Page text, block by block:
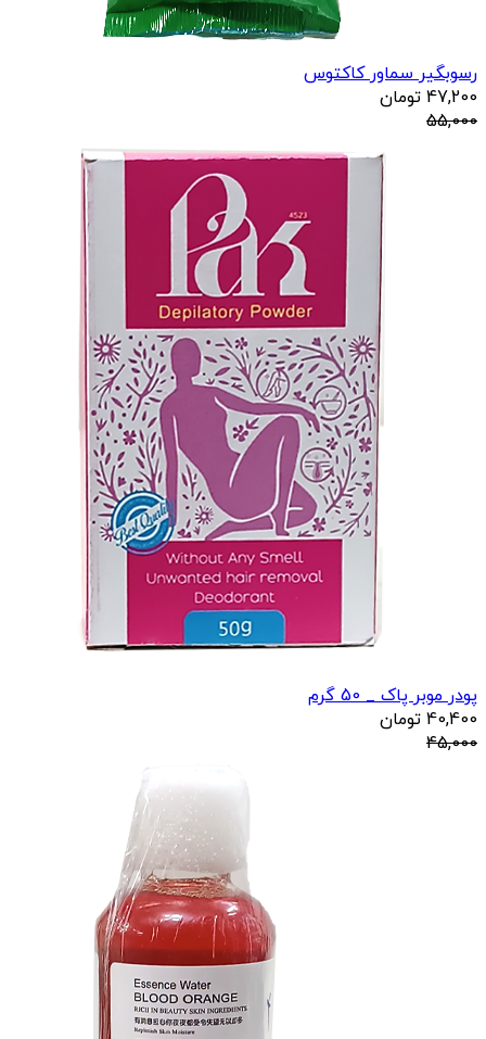
رسوبگیر سماور کاکتوس
47,200 تومان
55,000
پودر موبر پاک _ 50 گرم
40,400 تومان
45,000